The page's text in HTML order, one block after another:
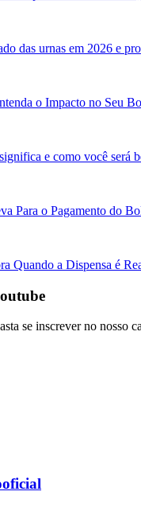
das urnas em 2026 e
o Impacto no Seu
e como você será
Para o Pagamento do
Quando a Dispensa é
se inscrever no nosso